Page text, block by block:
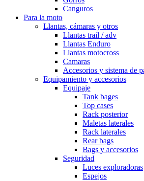
Canguros
Para la moto
Llantas, cámaras y otros
Llantas trail / adv
Llantas Enduro
Llantas motocross
Camaras
Accesorios y sistema de
Equipamiento y accesorios
Equipaje
Tank bages
Top cases
Rack posterior
Maletas laterales
Rack laterales
Rear bags
Bags y accesorios
Seguridad
Luces exploradoras
Espejos